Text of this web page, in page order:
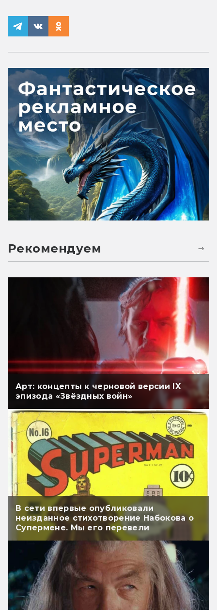
Рекомендуем
Арт: концепты к черновой версии IX
эпизода «Звёздных войн»
В сети впервые опубликовали
неизданное стихотворение Набокова о
Супермене. Мы его перевели